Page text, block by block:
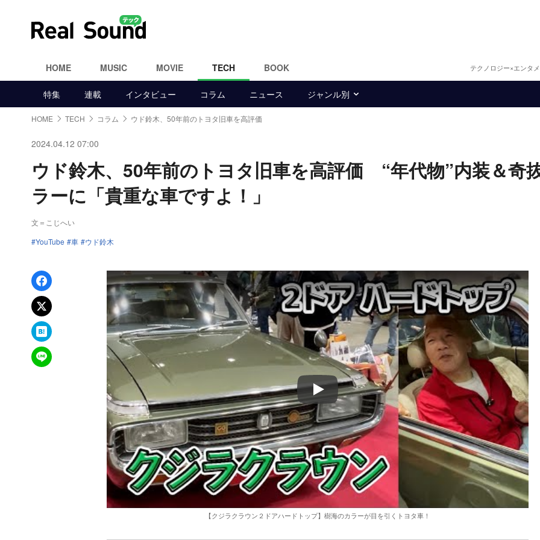
HOME MUSIC MOVIE TECH BOOK テクノロジー×エンタ
特集 連載 インタビュー コラム ニュース ジャンル別
HOME TECH コラム ウド鈴木、50年前のトヨタ旧車を高評価
2024.04.12 07:00
ウド鈴木、50年前のトヨタ旧車を高評価 “年代物”内装＆奇
ラーに「貴重な車ですよ！」
文＝こじへい
YouTube
車 ウド鈴木
Facebookでシェア
xでポスト
はてなブックマーク
LINEで送る
Play
【クジラクラウン２ドアハードトップ】樹海のカラーが目を引くトヨタ車！